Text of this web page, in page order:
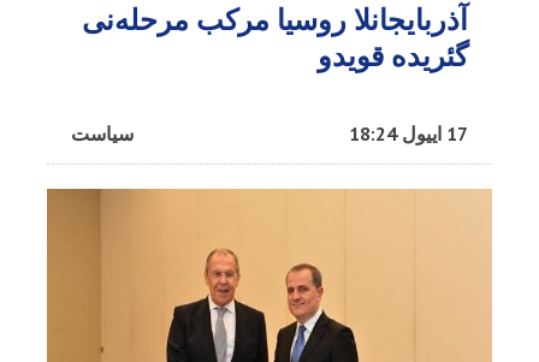
آذربایجانلا روسیا مرکب مرحله‌نی
گئریده قویدو
سیاست 17 اییول 18:24